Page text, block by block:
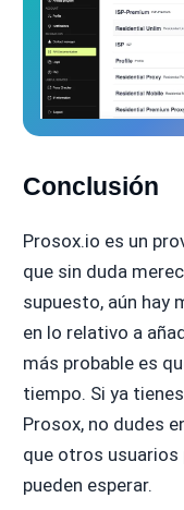
Conclusión
Prosox.io es un
que sin duda
supuesto, aún hay
en lo relativo a
más probable es
tiempo. Si ya
Prosox, no dudes
que otros usuarios
pueden esperar.